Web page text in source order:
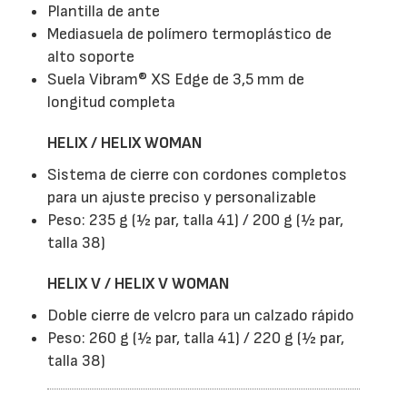
Plantilla de ante
Mediasuela de polímero termoplástico de
alto soporte
Suela Vibram® XS Edge de 3,5 mm de
longitud completa
HELIX / HELIX WOMAN
Sistema de cierre con cordones completos
para un ajuste preciso y personalizable
Peso: 235 g (½ par, talla 41) / 200 g (½ par,
talla 38)
HELIX V / HELIX V WOMAN
Doble cierre de velcro para un calzado rápido
Peso: 260 g (½ par, talla 41) / 220 g (½ par,
talla 38)